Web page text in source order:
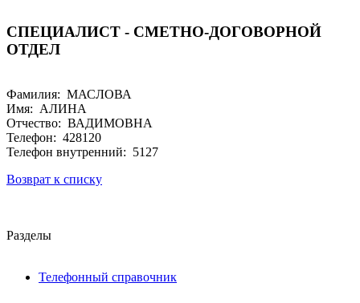
СПЕЦИАЛИСТ - СМЕТНО-ДОГОВОРНОЙ
ОТДЕЛ
Фамилия: МАСЛОВА
Имя: АЛИНА
Отчество: ВАДИМОВНА
Телефон: 428120
Телефон внутренний: 5127
Возврат к списку
Разделы
Телефонный справочник